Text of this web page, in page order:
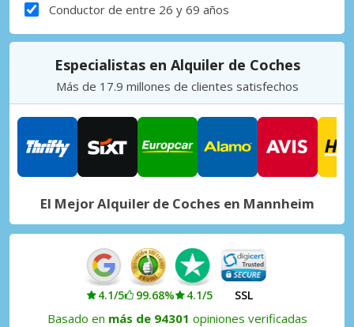
Conductor de entre 26 y 69 años
Especialistas en Alquiler de Coches
Más de 17.9 millones de clientes satisfechos
El Mejor Alquiler de Coches en Mannheim
4.1/5 99.68% 4.1/5 SSL
Basado en más de 94301 opiniones verificadas